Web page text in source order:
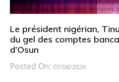
Le président nigérian,
du gel des comptes
d’Osun
Posted On: 07/08/2026